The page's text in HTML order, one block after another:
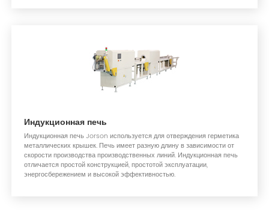
Индукционная печь
Индукционная печь Jorson используется для отверждения герметика
металлических крышек. Печь имеет разную длину в зависимости от
скорости производства производственных линий. Индукционная печь
отличается простой конструкцией, простотой эксплуатации,
энергосбережением и высокой эффективностью.